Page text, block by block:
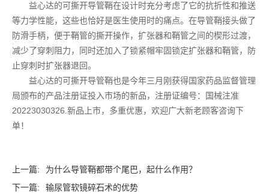
益心达的可撕开导管鞘在设计时充分考虑了它的抗折性和推送
等力学性能，这些也恰好是医生使用时的痛点。在导管鞘接头做了
防滑手柄，便于鞘管的撕开操作，扩张器和鞘管之间的楔形过渡，
减少了穿刺阻力，同时还加入了锁紧帽牢固锁定扩张器和鞘管，防
止穿刺时扩张器退回。
益心达的可撕开导管鞘也是今年三月刚获得国家药品监督管理
局颁布的产品注册证投入市场的新品，注册证编号：国械注准
20223030326.新品上市，多重优惠，欢迎广大新老顾客咨询下
单！
上一篇:
为什么导管鞘都带个尾巴，起什么作用？
下一篇:
输尿管软镜碎石术的优势